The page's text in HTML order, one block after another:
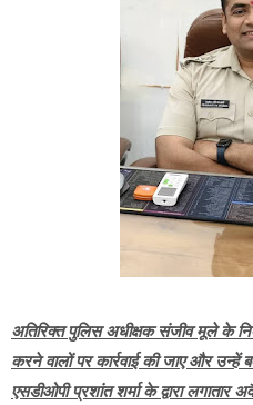
अतिरिक्त पुलिस अधीक्षक संजीव मूले के
करने वालों पर कार्रवाई की जाए और उन्हें
एसडीओपी प्रशांत शर्मा के द्वारा लगातार